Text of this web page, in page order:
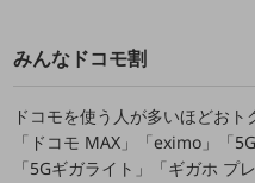
データ利活用
運用管理
業務支援・マーケティング
みんなドコモ割
ドコモを使う人が多いほどおト
「ドコモ MAX」「eximo」「
「5Gギガライト」「ギガホ プ